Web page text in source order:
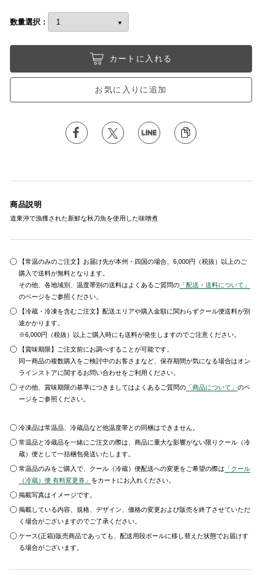
数量選択：
カートに入れる
お気に入りに追加
商品説明
道東沖で漁獲された新鮮な秋刀魚を使用した味噌煮
【常温のみのご注文】お届け先が本州・四国の場合、6,000円（税抜）以上のご
購入で送料が無料となります。
その他、各地域別、温度帯別の送料はよくあるご質問の 「配送・送料について」
のページをご参照ください。
【冷蔵・冷凍を含むご注文】配送エリアや購入金額に関わらずクール便送料が別
途かかります。
※6,000円（税抜）以上ご購入時にも送料が発生しますのでご注意ください。
【賞味期限】ご注文前にお調べすることが可能です。
同一商品の複数購入をご検討中のお客さまなど、保存期間が気になる場合はオン
ラインストアに関するお問い合わせをご利用ください。
その他、賞味期限の基準につきましてはよくあるご質問の 「商品について」のペ
ージをご参照ください。
冷凍品は常温品、冷蔵品など他温度帯との同梱はできません。
常温品と冷蔵品を一緒にご注文の際は、商品に重大な影響がない限りクール（冷
蔵）便として一括梱包発送いたします。
常温品のみをご購入で、クール（冷蔵）便配送への変更をご希望の際は 「クール
（冷蔵）便 有料変更券」 をカートにお入れください。
掲載写真はイメージです。
掲載している内容、規格、デザイン、価格の変更および販売を終了させていただ
く場合がございますのでご了承ください。
ケース(正箱)販売商品であっても、配送用段ボールに移し替えた状態でお届けす
る場合がございます。